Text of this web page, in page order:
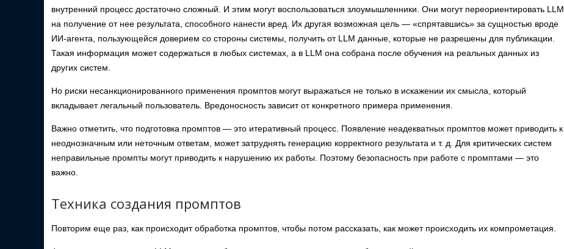
внутренний процесс достаточно сложный. И этим могут воспользоваться злоумышленники. Они могут переориентировать LLM
на получение от нее результата, способного нанести вред. Их другая возможная цель — «спрятавшись» за сущностью вроде
ИИ-агента, пользующейся доверием со стороны системы, получить от LLM данные, которые не разрешены для публикации.
Такая информация может содержаться в любых системах, а в LLM она собрана после обучения на реальных данных из
других систем.
Но риски несанкционированного применения промптов могут выражаться не только в искажении их смысла, который
вкладывает легальный пользователь. Вредоносность зависит от конкретного примера применения.
Важно отметить, что подготовка промптов — это итеративный процесс. Появление неадекватных промптов может приводить к
неоднозначным или неточным ответам, может затруднять генерацию корректного результата и т. д. Для критических систем
неправильные промпты могут приводить к нарушению их работы. Поэтому безопасность при работе с промптами — это
важно.
Техника создания промптов
Повторим еще раз, как происходит обработка промптов, чтобы потом рассказать, как может происходить их компрометация.